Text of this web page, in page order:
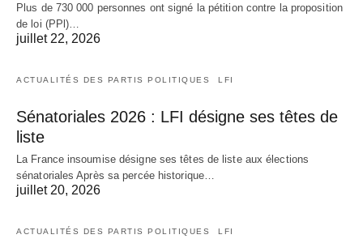
Plus de 730 000 personnes ont signé la pétition contre la proposition
de loi (PPl)…
juillet 22, 2026
ACTUALITÉS DES PARTIS POLITIQUES LFI
Sénatoriales 2026 : LFI désigne ses têtes de
liste
La France insoumise désigne ses têtes de liste aux élections
sénatoriales Après sa percée historique…
juillet 20, 2026
ACTUALITÉS DES PARTIS POLITIQUES LFI